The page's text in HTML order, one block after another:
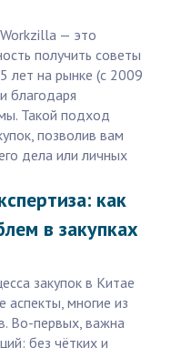
— это
получить советы
лет на рынке (с 2009
благодаря
Такой подход
позволив вам
дела или личных
как
в закупках
закупок в Китае
аспекты, многие из
Во-первых, важна
без чётких и